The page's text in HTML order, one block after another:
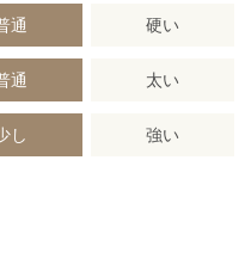
通 硬い
通 太い
し 強い